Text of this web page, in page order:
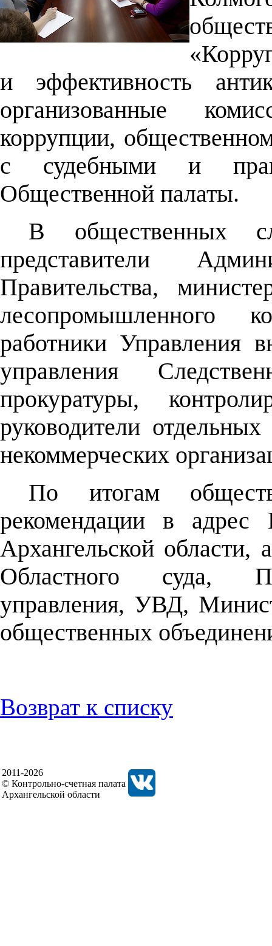
и эффективность
организованные
коррупции,
с судебными и
Общественной палаты.
В общественных
представители
Правительства,
лесопромышленного
работники Управления
управления
прокуратуры,
руководители
некоммерческих
По итогам
рекомендации в адрес
Архангельской
Областного суда,
управления, УВД,
общественных
Возврат к списку
2011-2026
© Контрольно-счетная палата
Архангельской области